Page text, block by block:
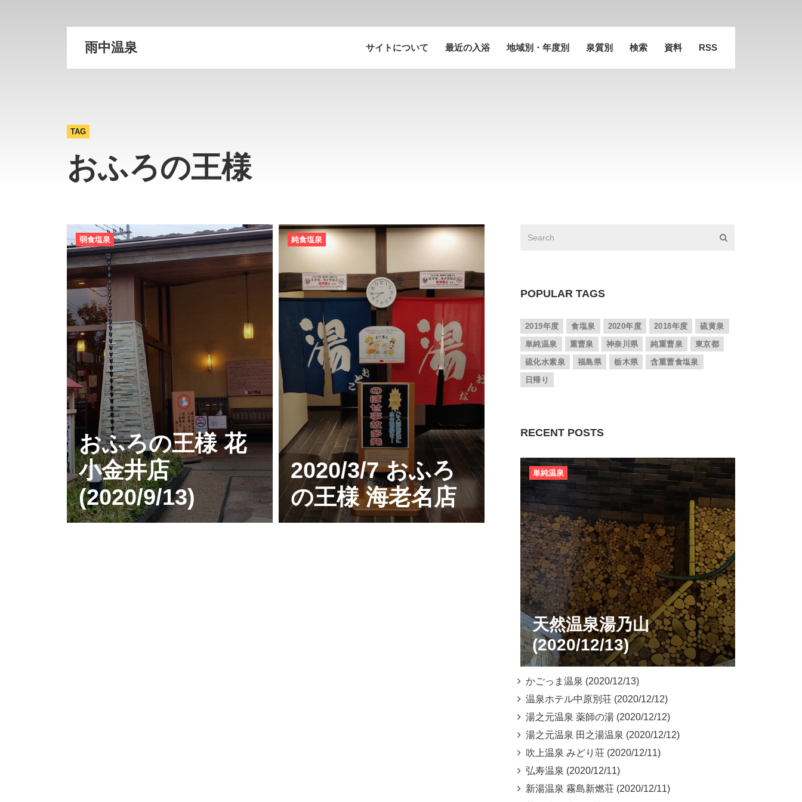
雨中温泉 サイトについて 最近の入浴 地域別・年度別 泉質別 検索 資料 RSS
TAG
おふろの王様
おふろの王様 花
小金井店
(2020/9/13)
弱食塩泉
2020/3/7 おふろ
の王様 海老名店
純食塩泉
POPULAR TAGS
2019年度 食塩泉 2020年度 2018年度
硫黄泉
単純温泉
重曹泉 神奈川県 純重曹泉
東京都
硫化水素泉
福島県 栃木県
含重曹食塩泉
日帰り
RECENT POSTS
天然温泉湯乃山
(2020/12/13)
単純温泉
かごっま温泉 (2020/12/13)
温泉ホテル中原別荘 (2020/12/12)
湯之元温泉 薬師の湯 (2020/12/12)
湯之元温泉 田之湯温泉 (2020/12/12)
吹上温泉 みどり荘 (2020/12/11)
弘寿温泉 (2020/12/11)
新湯温泉 霧島新燃荘 (2020/12/11)